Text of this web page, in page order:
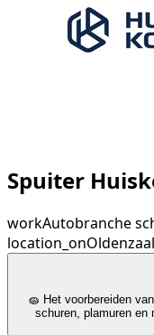
Spuiter
workAutobranche
location_on
🧽 Het voorbereiden
schuren, plamuren en